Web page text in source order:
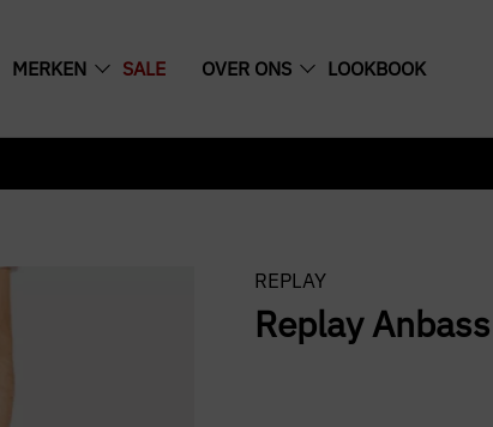
MERKEN SALE OVER ONS LOOKBOOK
Videospeler
REPLAY
Replay